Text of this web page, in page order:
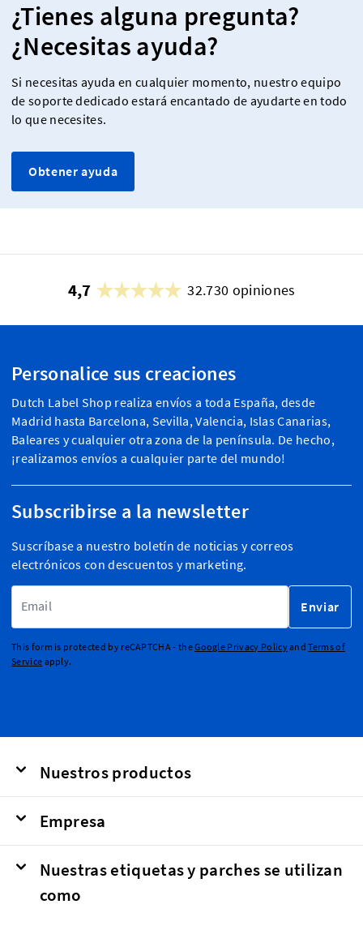
¿Tienes alguna pregunta?
¿Necesitas ayuda?
Si necesitas ayuda en cualquier momento, nuestro equipo
de soporte dedicado estará encantado de ayudarte en todo
lo que necesites.
Obtener ayuda
4,7 32.730 opiniones
Personalice sus creaciones
Dutch Label Shop realiza envíos a toda España, desde
Madrid hasta Barcelona, Sevilla, Valencia, Islas Canarias,
Baleares y cualquier otra zona de la península. De hecho,
¡realizamos envíos a cualquier parte del mundo!
Subscribirse a la newsletter
Suscríbase a nuestro boletín de noticias y correos
electrónicos con descuentos y marketing.
Enviar
This form is protected by reCAPTCHA - theGoogle Privacy PolicyandTerms of
Service apply.
Nuestros productos
Empresa
Nuestras etiquetas y parches se utilizan
como